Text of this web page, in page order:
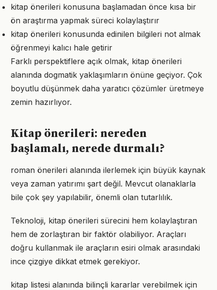
kitap önerileri konusuna başlamadan önce kısa bir
ön araştırma yapmak süreci kolaylaştırır
kitap önerileri konusunda edinilen bilgileri not almak
öğrenmeyi kalıcı hale getirir
Farklı perspektiflere açık olmak, kitap önerileri
alanında dogmatik yaklaşımların önüne geçiyor. Çok
boyutlu düşünmek daha yaratıcı çözümler üretmeye
zemin hazırlıyor.
Kitap önerileri: nereden
başlamalı, nerede durmalı?
roman önerileri alanında ilerlemek için büyük kaynak
veya zaman yatırımı şart değil. Mevcut olanaklarla
bile çok şey yapılabilir, önemli olan tutarlılık.
Teknoloji, kitap önerileri sürecini hem kolaylaştıran
hem de zorlaştıran bir faktör olabiliyor. Araçları
doğru kullanmak ile araçların esiri olmak arasındaki
ince çizgiye dikkat etmek gerekiyor.
kitap listesi alanında bilinçli kararlar verebilmek için